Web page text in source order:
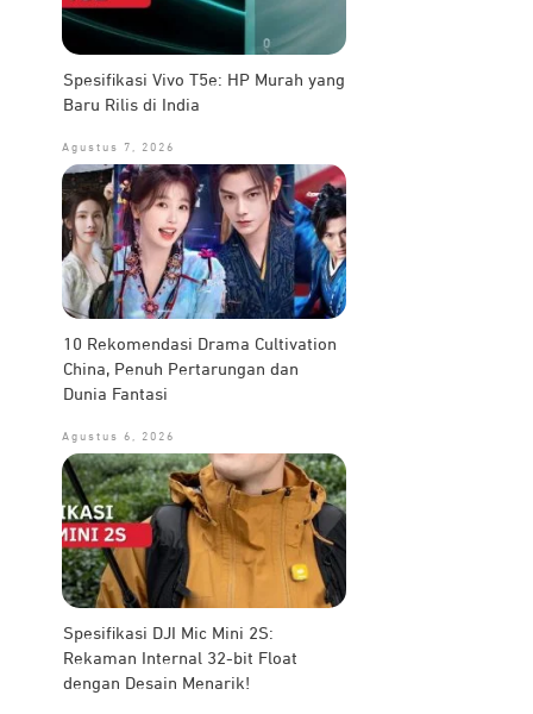
Spesifikasi Vivo T5e: HP Murah yang
Baru Rilis di India
Agustus 7, 2026
10 Rekomendasi Drama Cultivation
China, Penuh Pertarungan dan
Dunia Fantasi
Agustus 6, 2026
Spesifikasi DJI Mic Mini 2S:
Rekaman Internal 32-bit Float
dengan Desain Menarik!